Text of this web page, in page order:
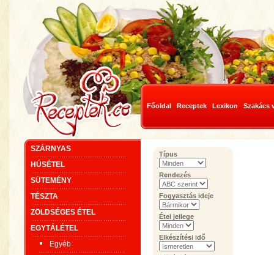
Főoldal Receptek Lexikon Szakács
SZÁRNYAS
HÚSÉTEL
SÜTEMÉNY
TÉSZTA
ZÖLDSÉGES ÉTEL
EGYTÁLÉTEL
Egyéb
Típus
Rendezés
Fogyasztás ideje
Étel jellege
Elkészítési idő